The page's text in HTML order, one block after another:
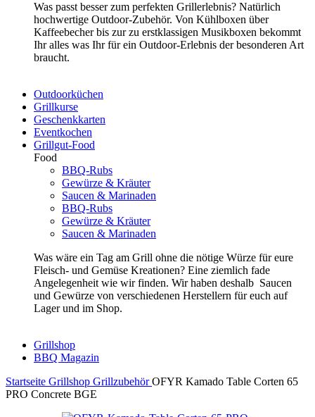
Was passt besser zum perfekten Grillerlebnis? Natürlich
hochwertige Outdoor-Zubehör. Von Kühlboxen über
Kaffeebecher bis zur zu erstklassigen Musikboxen bekommt
Ihr alles was Ihr für ein Outdoor-Erlebnis der besonderen Art
braucht.
Outdoorküchen
Grillkurse
Geschenkkarten
Eventkochen
Grillgut-Food
Food
BBQ-Rubs
Gewürze & Kräuter
Saucen & Marinaden
BBQ-Rubs
Gewürze & Kräuter
Saucen & Marinaden
Was wäre ein Tag am Grill ohne die nötige Würze für eure
Fleisch- und Gemüse Kreationen? Eine ziemlich fade
Angelegenheit wie wir finden. Wir haben deshalb Saucen
und Gewürze von verschiedenen Herstellern für euch auf
Lager und im Shop.
Grillshop
BBQ Magazin
Startseite Grillshop GrillzubehörOFYR Kamado Table Corten 65
PRO Concrete BGE